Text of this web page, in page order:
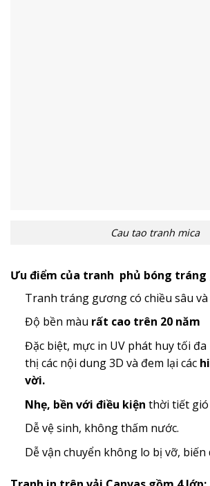
Cau tao tranh mica
Ưu điểm của tranh phủ bóng
Tranh tráng gương có chiều sâu
Độ bền màu rất cao trên 20 năm
Đặc biệt, mực in UV phát huy tối
thị các nội dung 3D và đem lại các
vời.
Nhẹ, bền với điều kiện thời tiết gió
Dễ vệ sinh, không thấm nước.
Dễ vận chuyển không lo bị vỡ, biến